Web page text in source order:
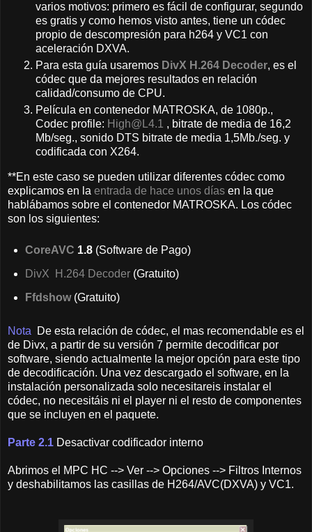
varios motivos: primero es fácil de configurar, segundo
es gratis y como hemos visto antes, tiene un códec
propio de descompresión para h264 y VC1 con
aceleración DXVA.
Para esta guía usaremos DivX H.264 Decoder, es el
códec que da mejores resultados en relación
calidad/consumo de CPU.
Película en contenedor MATROSKA, de 1080p.,
Codec profile: High@L4.1 , bitrate de media de 16,2
Mb/seg., sonido DTS bitrate de media 1,5Mb./seg. y
codificada con X264.
**En este caso se pueden utilizar diferentes códec como
explicamos en la entrada de hace unos días en la que
hablábamos sobre el contenedor MATROSKA. Los códec
son los siguientes:
CoreAVC 1.8(Software de Pago)
DivX H.264 Decoder(Gratuito)
Ffdshow(Gratuito)
Nota De esta relación de códec, el mas recomendable es el
de Divx, a partir de su versión 7 permite decodificar por
software, siendo actualmente la mejor opción para este tipo
de decodificación. Una vez descargado el software, en la
instalación personalizada solo necesitareis instalar el
códec, no necesitáis ni el player ni el resto de componentes
que se incluyen en el paquete.
Parte 2.1 Desactivar codificador interno
Abrimos el MPC HC --> Ver --> Opciones --> Filtros Internos
y deshabilitamos las casillas de H264/AVC(DXVA) y VC1.